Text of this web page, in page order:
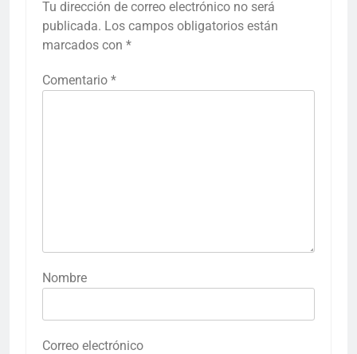
Tu dirección de correo electrónico no será
publicada. Los campos obligatorios están
marcados con *
Comentario *
Nombre
Correo electrónico